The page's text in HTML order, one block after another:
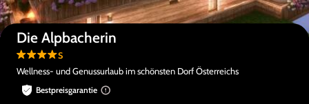
Auf der Karte anzeigen
Die Alpbacherin
s
Wellness- und Genussurlaub im schönsten Dorf Österreichs
Bestpreisgarantie